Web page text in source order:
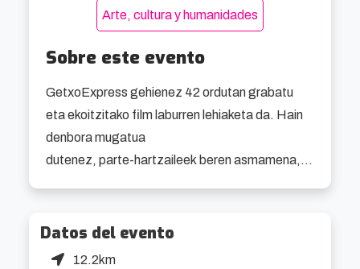
Arte, cultura y humanidades
Sobre este evento
GetxoExpress gehienez 42 ordutan grabatu
eta ekoitzitako film laburren lehiaketa da. Hain
denbora mugatua
dutenez, parte-hartzaileek beren asmamena,
izango da, egun horretan egindako film laburren
proiekzioa izango da eta.
Datos del evento
12.2km